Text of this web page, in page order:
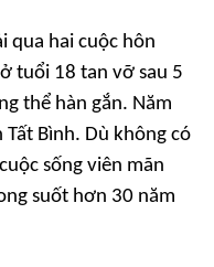
qua hai cuộc hôn
tuổi 18 tan vỡ sau 5
thể hàn gắn. Năm
Bình. Dù không có
sống viên mãn
suốt hơn 30 năm